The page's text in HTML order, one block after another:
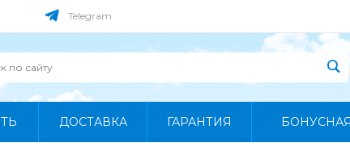
Telegram
ДОСТАВКА ГАРАНТИЯ